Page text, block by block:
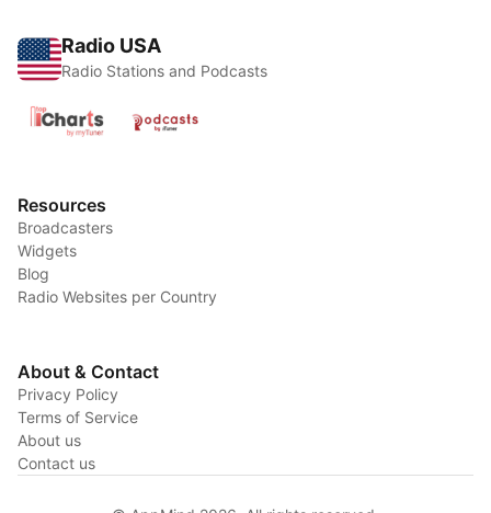
Radio USA
Radio Stations and Podcasts
Resources
Broadcasters
Widgets
Blog
Radio Websites per Country
About & Contact
Privacy Policy
Terms of Service
About us
Contact us